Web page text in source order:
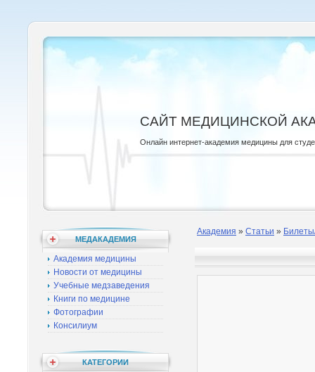
САЙТ МЕДИЦИНСКОЙ
Онлайн интернет-академия медицины для
МЕДАКАДЕМИЯ
Академия медицины
Новости от медицины
Учебные медзаведения
Книги по медицине
Фотографии
Консилиум
КАТЕГОРИИ
Академия » Статьи »